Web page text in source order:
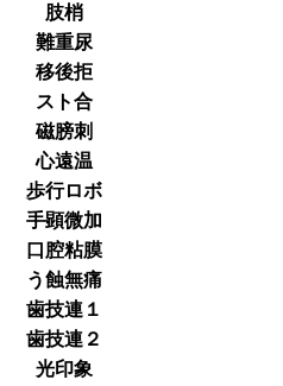
肢梢
難重尿
移後拒
スト合
磁膀刺
心遠温
歩行ロボ
手顕微加
口腔粘膜
う蝕無痛
歯技連１
歯技連２
光印象